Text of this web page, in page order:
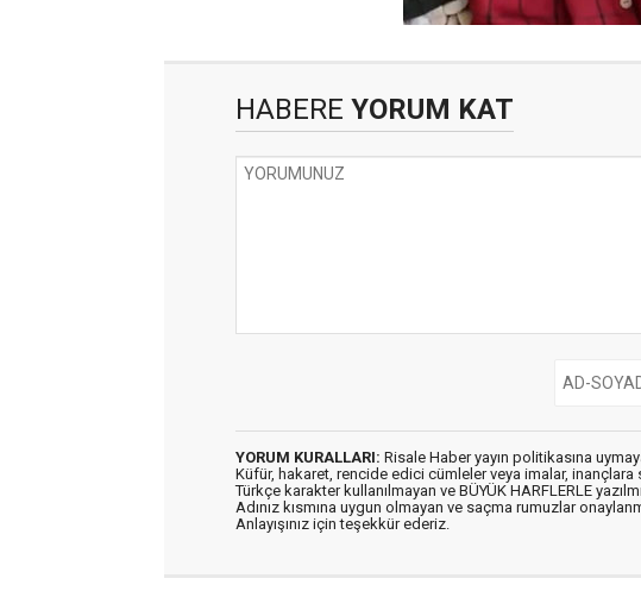
HABERE YORUM KAT
YORUM KURALLARI: Risale Haber yayın politikasına
Küfür, hakaret, rencide edici cümleler veya imalar, inançlara
Türkçe karakter kullanılmayan ve BÜYÜK HARFLERLE
Adınız kısmına uygun olmayan ve saçma rumuzlar
Anlayışınız için teşekkür ederiz.